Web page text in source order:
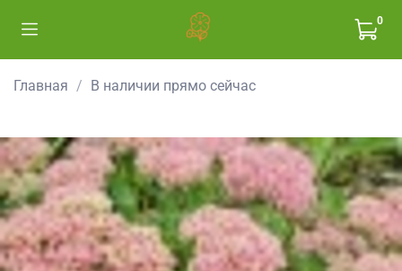
0
Главная В наличии прямо сейчас